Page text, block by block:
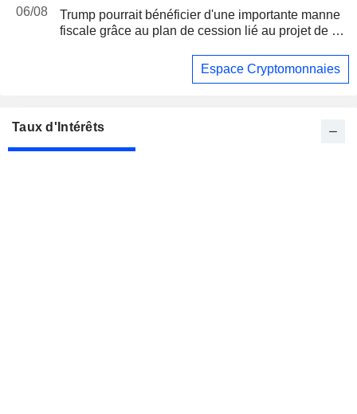
06/08
Trump pourrait bénéficier d'une importante manne
fiscale grâce au plan de cession lié au projet de loi
Espace Cryptomonnaies
Taux d'Intérêts